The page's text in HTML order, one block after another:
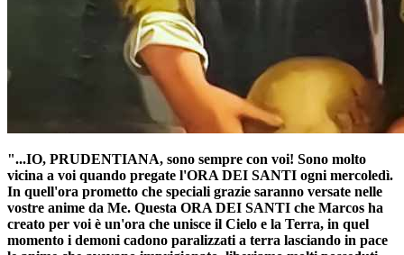
"...IO, PRUDENTIANA, sono sempre con voi! Sono molto
vicina a voi quando pregate l'ORA DEI SANTI ogni mercoledì.
In quell'ora prometto che speciali grazie saranno versate nelle
vostre anime da Me. Questa ORA DEI SANTI che Marcos ha
creato per voi è un'ora che unisce il Cielo e la Terra, in quel
momento i demoni cadono paralizzati a terra lasciando in pace